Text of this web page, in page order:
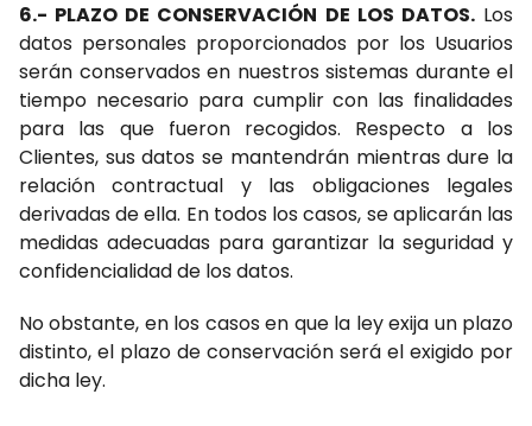
6.- PLAZO DE CONSERVACIÓN DE LOS DATOS.Los
datos personales proporcionados por los Usuarios
serán conservados en nuestros sistemas durante el
tiempo necesario para cumplir con las finalidades
para las que fueron recogidos. Respecto a los
Clientes, sus datos se mantendrán mientras dure la
relación contractual y las obligaciones legales
derivadas de ella. En todos los casos, se aplicarán las
medidas adecuadas para garantizar la seguridad y
confidencialidad de los datos.
No obstante, en los casos en que la ley exija un plazo
distinto, el plazo de conservación será el exigido por
dicha ley.